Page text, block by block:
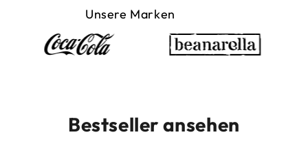
Unsere Marken
Bestseller ansehen